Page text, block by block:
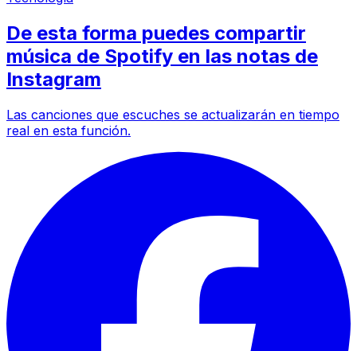
De esta forma puedes compartir
música de Spotify en las notas de
Instagram
Las canciones que escuches se actualizarán en tiempo
real en esta función.